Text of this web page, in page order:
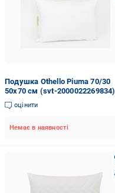
Подушка Othello Piuma 70/30
50х70 см (svt-2000022269834)
оцінити
Немає в наявності